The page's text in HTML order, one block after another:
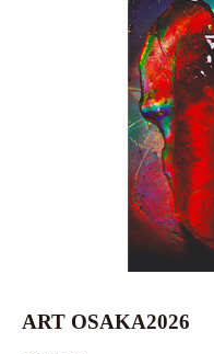
ART OSAKA2026